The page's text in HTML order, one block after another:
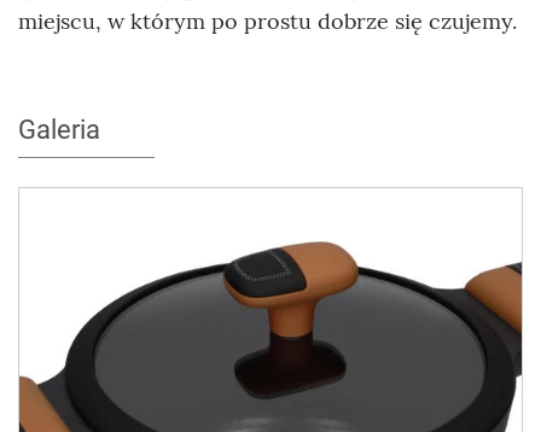
miejscu, w którym po prostu dobrze się czujemy.
Galeria